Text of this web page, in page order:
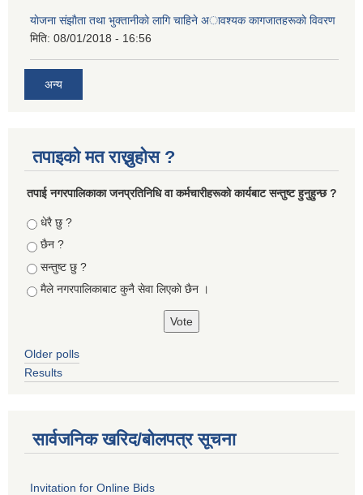
याेजना संझाैता तथा भुक्तानीकाे लागि चाहिने अावश्यक कागजातहरूकाे विवरण
मिति: 08/01/2018 - 16:56
अन्य
तपाइको मत राख्नुहोस ?
तपा‌ई नगरपालिकाका जनप्रतिनिधि वा कर्मचारीहरूकाे कार्यबाट सन्तुष्ट हुनुहुन्छ ?
Choices
धेरै छु ?
छैन ?
सन्तुष्ट छु ?
मैले नगरपालिकाबाट कुनै सेवा लिएकाे छैन ।
Older polls
Results
सार्वजनिक खरिद/बोलपत्र सूचना
Invitation for Online Bids